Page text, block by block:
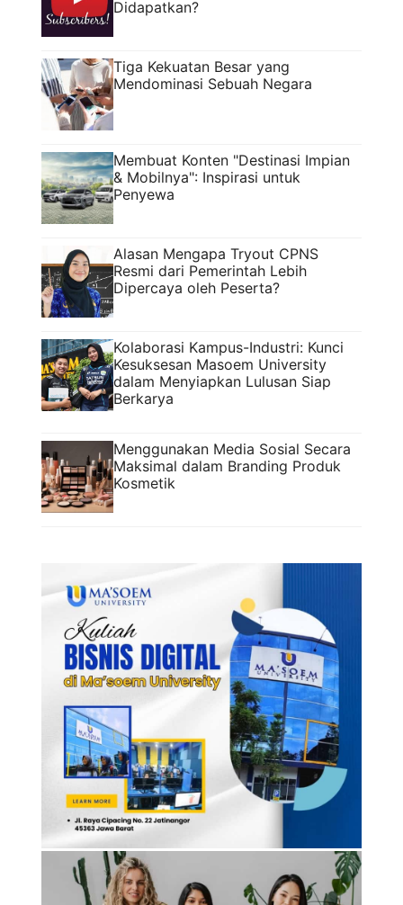
Didapatkan?
Tiga Kekuatan Besar yang
Mendominasi Sebuah Negara
Membuat Konten "Destinasi Impian
& Mobilnya": Inspirasi untuk
Penyewa
Alasan Mengapa Tryout CPNS
Resmi dari Pemerintah Lebih
Dipercaya oleh Peserta?
Kolaborasi Kampus-Industri: Kunci
Kesuksesan Masoem University
dalam Menyiapkan Lulusan Siap
Berkarya
Menggunakan Media Sosial Secara
Maksimal dalam Branding Produk
Kosmetik